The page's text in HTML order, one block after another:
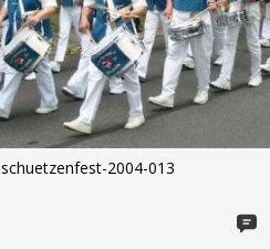
schuetzenfest-2004-013